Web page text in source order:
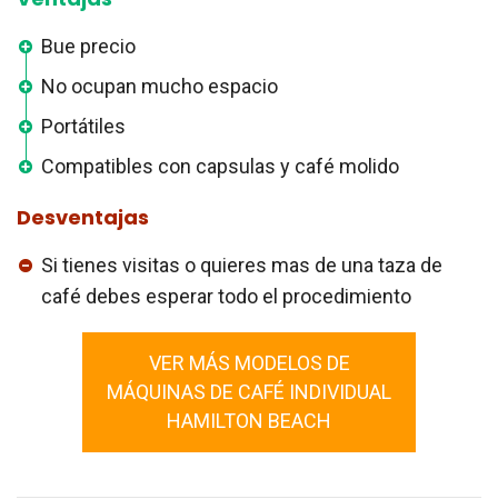
Bue precio
No ocupan mucho espacio
Portátiles
Compatibles con capsulas y café molido
Desventajas
Si tienes visitas o quieres mas de una taza de
café debes esperar todo el procedimiento
VER MÁS MODELOS DE
MÁQUINAS DE CAFÉ INDIVIDUAL
HAMILTON BEACH